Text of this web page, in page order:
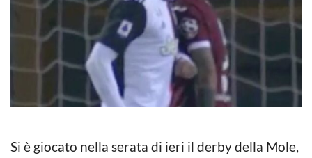
Si è giocato nella serata di ieri il derby della Mole,